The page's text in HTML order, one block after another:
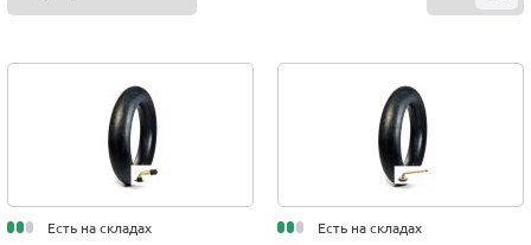
Есть на складах Есть на складах